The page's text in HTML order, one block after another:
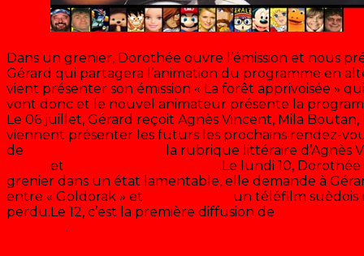
Dans un grenier, Dorothée ouvre l’émission et nous
Gérard qui partagera l’animation du programme en
vient présenter son émission « La forêt apprivoisée »
vont donc et le nouvel animateur présente la
Le 06 juillet, Gérard reçoit Agnès Vincent, Mila
viennent présenter les futurs les prochains rendez-
de
la rubrique littéraire d’Agnès
et
.Le lundi 10,
grenier dans un état lamentable, elle demande à
entre « Goldorak » et
un téléfilm suèdois
perdu.Le 12, c’est la première diffusion de
.